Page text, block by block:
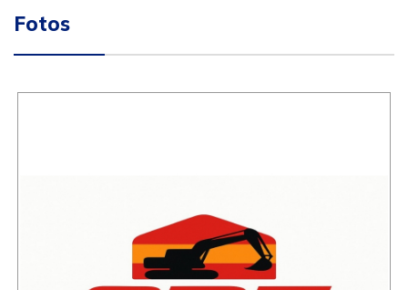
Fotos